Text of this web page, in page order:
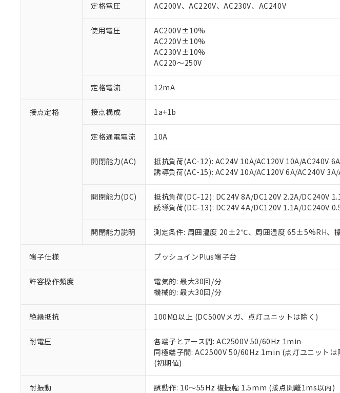
定格電圧 AC200V、AC220V、AC230V、AC240V
使用電圧
AC200V±10%
AC220V±10%
AC230V±10%
AC220～250V
定格電流 12mA
接点定格 接点構成 1a+1b
定格通電電流 10A
開閉能力(AC)
抵抗負荷(AC-12): AC24V 10A/AC120V 10A/AC240V
誘導負荷(AC-15): AC24V 10A/AC120V 6A/AC240V
開閉能力(DC)
抵抗負荷(DC-12): DC24V 8A/DC120V 2.2A/DC240V
誘導負荷(DC-13): DC24V 4A/DC120V 1.1A/DC240V
開閉能力説明 測定条件: 周囲温度 20±2℃、周囲湿度 65±5%RH、
端子仕様 プッシュインPlus端子台
許容操作頻度
電気的: 最大30回/分
機械的: 最大30回/分
絶縁抵抗 100MΩ以上 (DC500Vメガ、点灯ユニットは除く)
耐電圧
各端子とアース間: AC2500V 50/60Hz 1min
同極端子間: AC2500V 50/60Hz 1min (点灯ユニットは
(初期値)
耐振動 誤動作: 10～55Hz 複振幅 1.5mm (接点開離1ms以内)
ご利用条件
以下の条件をお読みいただき、同意のうえご利用く
当社制御機器事業取扱商品の中には、本サー
在庫状況および標準価格照会結果は、記載し
のであり、閲覧された時点での実際の在庫お
い。
正式な納期状況および標準価格はお客様のお
当社販売員にご相談ください。
オムロン制御機器販売店や当社販売拠点は「
在庫状況および標準価格結果を当社の事前の
す。
マイパーツ機能（部品リスト作成サービス）
ている必要があります。
が、当社の製品・サービスに関するお客様と
さい。
※当社の共同利用者とは、"個人情報の共同
いる法人を指します。
※1 対応状況
対応済み：EU RoHS指令（10物質）の非含有に
対応予定：EU RoHS指令（10物質）の非含有に対
非該当品：ライセンス料など無形物で、有害物質有
仕入先様の事情により、非含有部品としていたも
があります。
*EU RoHS指令（10物質）：
鉛(Pb) 1000ppm以下、 水銀(Hg) 1000ppm以下、 カドミウム(Cd)
六価クロム(Cr(Ⅵ)) 1000ppm以下、ポリ臭化ビフェニル類(PBB)
フタル酸ビス(2-エチルヘキシル) (DEHP)(別名：DOP) 1000ppm
ル（DBP） 1000ppm以下、フタル酸ジイソブチル (DIBP)
但し、RoHS指令で産業用監視および制御機器に対する適用除外項
※2 対応予定月
部品在庫の切り替え状況などにより、予定月が前後
※3 非含有証明書ダウンロード
下記の非含有証明書をダウンロードすることができ
EU RoHS指令（10物質）の非含有証明書
51物質の非含有証明書（当社基準）
※本証明書は発行日時点で非含有を証明するもので
また、RoHS指令のフタル酸エステル類４物質の
混在することから備考欄に対応日を記載しておりま
既に当社にて対応品への在庫切替を完了している
り割愛しております。
※1 中国RoHS○×表
「－」：未確認です。当社販売部門へお問い合わせ
*中国RoHS10物質の基準値 (GB/T26572)：
Pb(鉛) :1000ppm、 Hg(水銀) : 1000ppm、 Cd(カドミウム) :
Cr(Ⅵ)(六価クロム) : 1000ppm、 PBBs(ポリ臭化ビフェニル類) :
DBP(フタル酸ジブチル) : 1000ppm、 DIBP(フタル酸ジイソブチ
DEHP(フタル酸ビス(2-エチルヘキシル)) : 1000ppm
※2 環境保護使用期限
「ｅ」：有害物質（10物質）のすべてが基準値以
「10」：通常の使用状況下において有害物質が外
味します。
「－」：未確認です。当社販売部門へお問い合わせ
などの必要な手続きをとります。
当社は規制貨物を破棄する場合は、完全に破
ます。
置等に一切使用いたしません。
当社は、貴社製品を第三者に販売する場合は
また当社は、販売先および販売に係わる関係
たしません。
記
号
説明
○ 一定数以上の在庫あり
△ 一定数には満たないが在庫あり
－
在庫なし(最新の在庫状況については、お
機器販売店・当社販売員にご確認くださ
空
白
受注生産機種、また在庫状況の情報を公